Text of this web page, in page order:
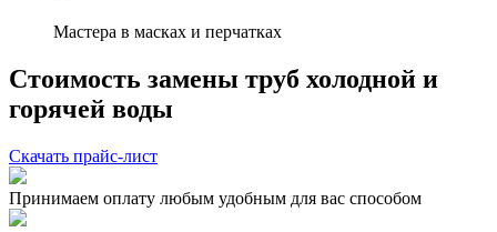
Мастера в масках и перчатках
Стоимость замены труб холодной и
горячей воды
Скачать прайс-лист
Принимаем оплату любым удобным для вас способом